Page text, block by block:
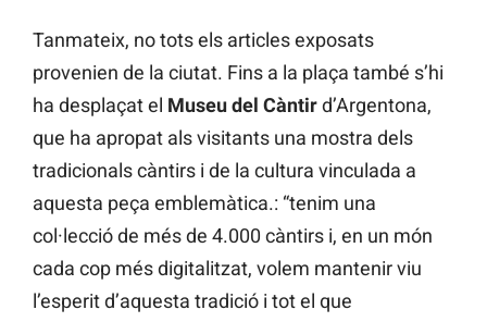
Tanmateix, no tots els articles exposats
provenien de la ciutat. Fins a la plaça també s’hi
ha desplaçat el Museu del Càntird’Argentona,
que ha apropat als visitants una mostra dels
tradicionals càntirs i de la cultura vinculada a
aquesta peça emblemàtica.: “tenim una
col·lecció de més de 4.000 càntirs i, en un món
cada cop més digitalitzat, volem mantenir viu
l’esperit d’aquesta tradició i tot el que